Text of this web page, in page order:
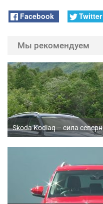
Facebook Twitter
Мы рекомендуем
Skoda Kodiaq – сила